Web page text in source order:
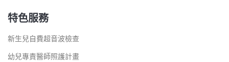
特色服務
新生兒自費超音波檢查
幼兒專責醫師照護計畫